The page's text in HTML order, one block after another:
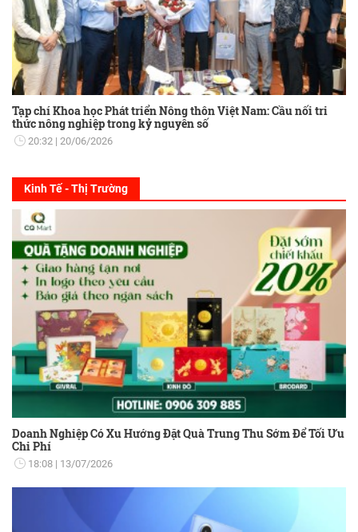
Tạp chí Khoa học Phát triển Nông thôn Việt Nam: Cầu nối tri
thức nông nghiệp trong kỷ nguyên số
20:32 20/06/2026
Kinh Tế - Thị Trường
Doanh Nghiệp Có Xu Hướng Đặt Quà Trung Thu Sớm Để Tối Ưu
Chi Phí
18:08 13/07/2026